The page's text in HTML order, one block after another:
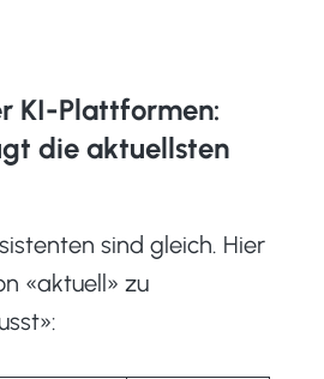
KI-Plattformen:
die aktuellsten
sind gleich. Hier
«aktuell» zu